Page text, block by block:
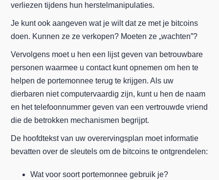
verliezen tijdens hun herstelmanipulaties.
Je kunt ook aangeven wat je wilt dat ze met je bitcoins
doen. Kunnen ze ze verkopen? Moeten ze „wachten”?
Vervolgens moet u hen een lijst geven van betrouwbare
personen waarmee u contact kunt opnemen om hen te
helpen de portemonnee terug te krijgen. Als uw
dierbaren niet computervaardig zijn, kunt u hen de naam
en het telefoonnummer geven van een vertrouwde vriend
die de betrokken mechanismen begrijpt.
De hoofdtekst van uw overervingsplan moet informatie
bevatten over de sleutels om de bitcoins te ontgrendelen:
Wat voor soort portemonnee gebruik je?